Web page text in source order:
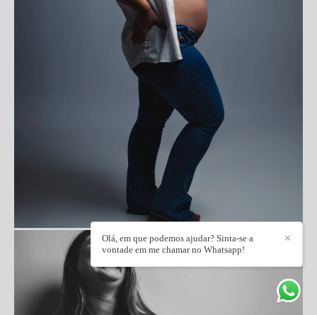
✕
Olá, em que podemos ajudar? Sinta-se a
vontade em me chamar no Whatsapp!